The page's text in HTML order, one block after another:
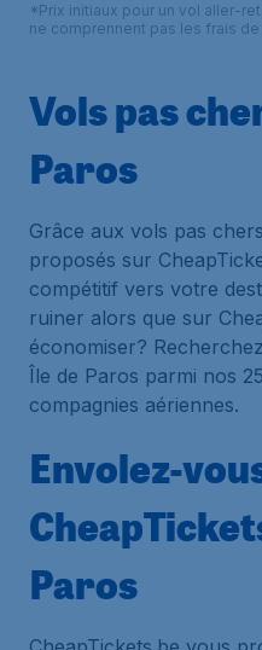
*Prix initiaux pour un vol aller-
ne comprennent pas les frais
Vols pas
Paros
Grâce aux vols pas
proposés sur
compétitif vers votre
ruiner alors que sur
économiser?
Île de Paros parmi nos
compagnies aériennes.
Envolez-
Paros